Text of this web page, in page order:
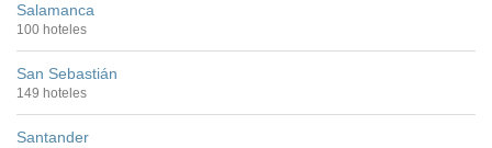
Salamanca
100 hoteles
San Sebastián
149 hoteles
Santander